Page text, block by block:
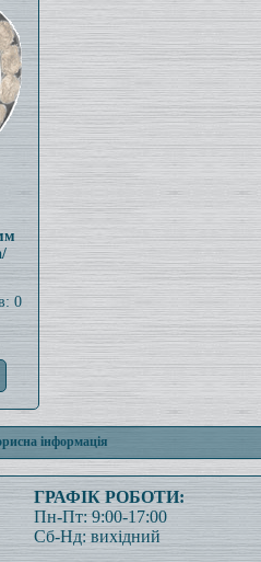
0
інформація
ГРАФІК РОБОТИ:
Пн-Пт: 9:00-17:00
Сб-Нд: вихідний